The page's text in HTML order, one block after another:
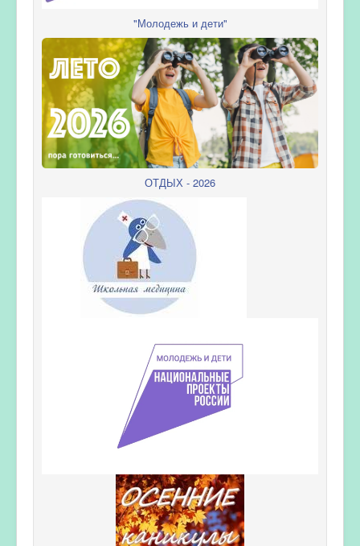
"Молодежь и дети"
ОТДЫХ - 2026